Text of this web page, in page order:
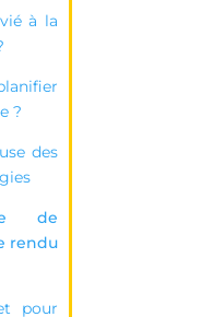
à la
?
des
de
rendu
pour